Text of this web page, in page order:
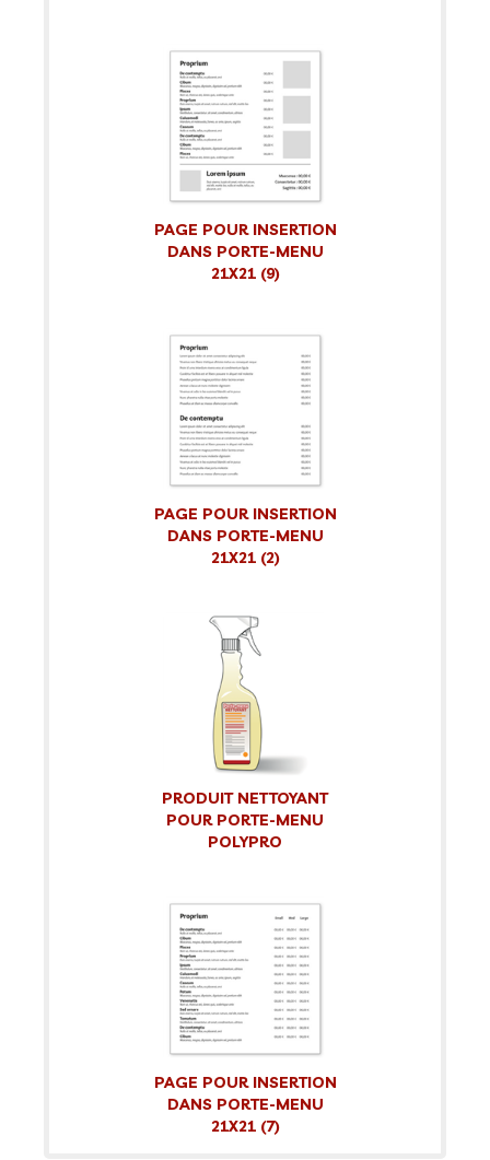
PAGE POUR INSERTION
DANS PORTE-MENU
21X21 (9)
PAGE POUR INSERTION
DANS PORTE-MENU
21X21 (2)
PRODUIT NETTOYANT
POUR PORTE-MENU
POLYPRO
PAGE POUR INSERTION
DANS PORTE-MENU
21X21 (7)